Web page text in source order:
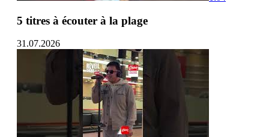
5 titres à écouter à la plage
31.07.2026